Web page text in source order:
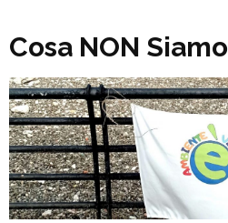
Cosa NON Siamo